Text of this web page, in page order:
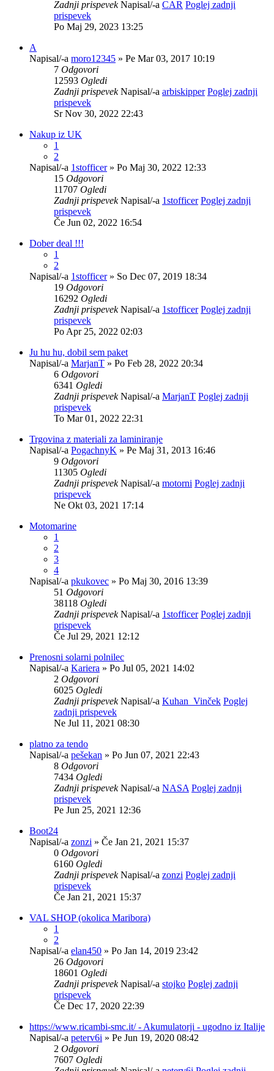
Zadnji prispevekNapisal/-a CAR Poglej zadnji
prispevek
Po Maj 29, 2023 13:25
A
Napisal/-a moro12345 » Pe Mar 03, 2017 10:19
7 Odgovori
12593 Ogledi
Zadnji prispevekNapisal/-a arbiskipper Poglej zadnji
prispevek
Sr Nov 30, 2022 22:43
Nakup iz UK
1
2
Napisal/-a 1stofficer» Po Maj 30, 2022 12:33
15 Odgovori
11707 Ogledi
Zadnji prispevekNapisal/-a 1stofficer Poglej zadnji
prispevek
Če Jun 02, 2022 16:54
Dober deal !!!
1
2
Napisal/-a 1stofficer» So Dec 07, 2019 18:34
19 Odgovori
16292 Ogledi
Zadnji prispevekNapisal/-a 1stofficer Poglej zadnji
prispevek
Po Apr 25, 2022 02:03
Ju hu hu, dobil sem paket
Napisal/-a MarjanT » Po Feb 28, 2022 20:34
6 Odgovori
6341 Ogledi
Zadnji prispevekNapisal/-a MarjanT Poglej zadnji
prispevek
To Mar 01, 2022 22:31
Trgovina z materiali za laminiranje
Napisal/-a PogachnyK » Pe Maj 31, 2013 16:46
9 Odgovori
11305 Ogledi
Zadnji prispevekNapisal/-a motorni Poglej zadnji
prispevek
Ne Okt 03, 2021 17:14
Motomarine
1
2
3
4
Napisal/-a pkukovec » Po Maj 30, 2016 13:39
51 Odgovori
38118 Ogledi
Zadnji prispevekNapisal/-a 1stofficer Poglej zadnji
prispevek
Če Jul 29, 2021 12:12
Prenosni solarni polnilec
Napisal/-a Kariera » Po Jul 05, 2021 14:02
2 Odgovori
6025 Ogledi
Zadnji prispevekNapisal/-a Kuhan_Vinček Poglej
zadnji prispevek
Ne Jul 11, 2021 08:30
platno za tendo
Napisal/-a pešekan » Po Jun 07, 2021 22:43
8 Odgovori
7434 Ogledi
Zadnji prispevekNapisal/-a NASA Poglej zadnji
prispevek
Pe Jun 25, 2021 12:36
Boot24
Napisal/-a zonzi » Če Jan 21, 2021 15:37
0 Odgovori
6160 Ogledi
Zadnji prispevekNapisal/-a zonzi Poglej zadnji
prispevek
Če Jan 21, 2021 15:37
VAL SHOP (okolica Maribora)
1
2
Napisal/-a elan450 » Po Jan 14, 2019 23:42
26 Odgovori
18601 Ogledi
Zadnji prispevekNapisal/-a stojko Poglej zadnji
prispevek
Če Dec 17, 2020 22:39
https://www.ricambi-smc.it/ - Akumulatorji - ugodno iz Italije
Napisal/-a peterv6i » Pe Jun 19, 2020 08:42
2 Odgovori
7607 Ogledi